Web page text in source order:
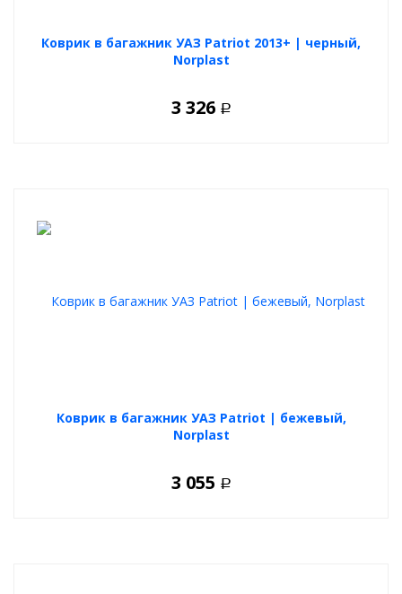
Коврик в багажник УАЗ Patriot 2013+ | черный,
Norplast
3 326 Р
Коврик в багажник УАЗ Patriot | бежевый,
Norplast
3 055 Р